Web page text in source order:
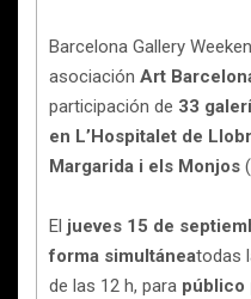
Barcelona Gallery
asociación Art
participación de 33
en L’Hospitalet de
Margarida i els Monjos
El jueves 15 de
forma simultáneatodas
de las 12 h, para público